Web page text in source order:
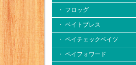
・ フロッグ
・ ベイトブレス
・ ペイチェックベイツ
・ ペイフォワード